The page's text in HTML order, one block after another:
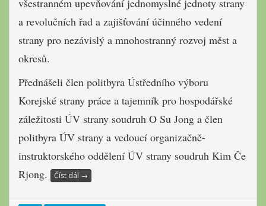
všestranném upevňování jednomyslné jednoty strany
a revolučních řad a zajišťování účinného vedení
strany pro nezávislý a mnohostranný rozvoj měst a
okresů.
Přednášeli člen politbyra Ústředního výboru
Korejské strany práce a tajemník pro hospodářské
záležitosti ÚV strany soudruh O Su Jong a člen
politbyra ÚV strany a vedoucí organizačně-
instruktorského oddělení ÚV strany soudruh Kim Če
Rjong.
Číst dál →